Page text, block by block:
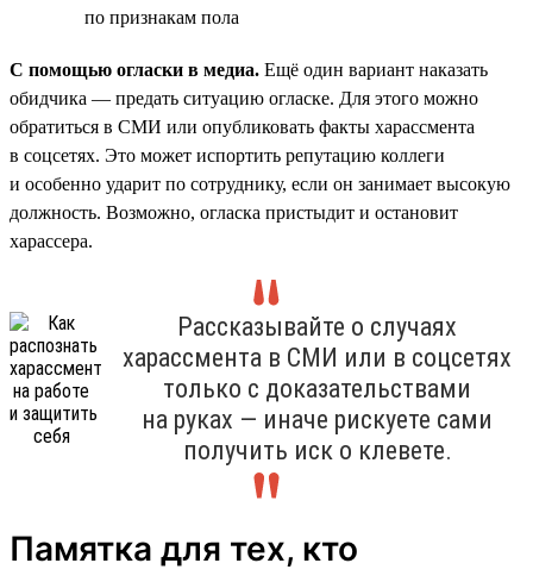
по признакам пола
С помощью огласки в медиа. Ещё один вариант наказать
обидчика — предать ситуацию огласке. Для этого можно
обратиться в СМИ или опубликовать факты харассмента
в соцсетях. Это может испортить репутацию коллеги
и особенно ударит по сотруднику, если он занимает высокую
должность. Возможно, огласка пристыдит и остановит
харассера.
Рассказывайте о случаях
харассмента в СМИ или в соцсетях
только с доказательствами
на руках — иначе рискуете сами
получить иск о клевете.
Памятка для тех, кто